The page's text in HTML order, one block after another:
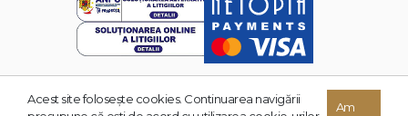
© 2026 Grupul Editorial TREI. Toate drepturile rezervate.
Acest site foloseşte cookies. Continuarea navigării
Am